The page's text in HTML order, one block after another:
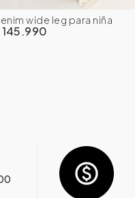
2T 3T 4T 5T
wide leg para niña
145.990